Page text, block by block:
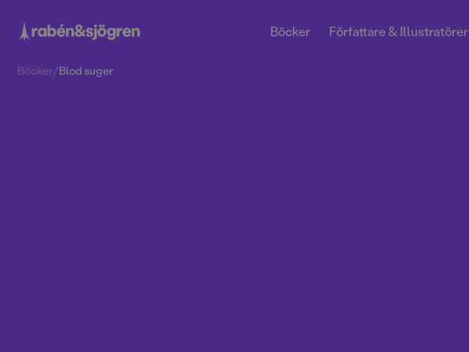
Böcker Författare & Illustratörer
Böcker/Blod suger